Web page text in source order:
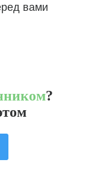
вами
?